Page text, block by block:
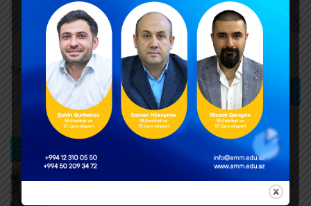
Search
Search
Müntəzəm və daimi xidmətlərin rəsmiləşdirilməsi